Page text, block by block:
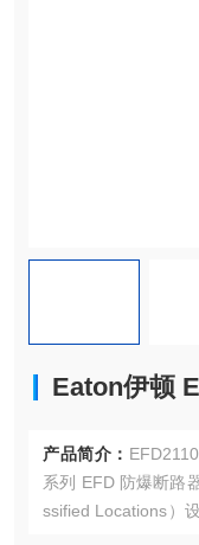
Eaton伊顿
产品简介：
系列 EFD 防爆断路
ssified Locations）